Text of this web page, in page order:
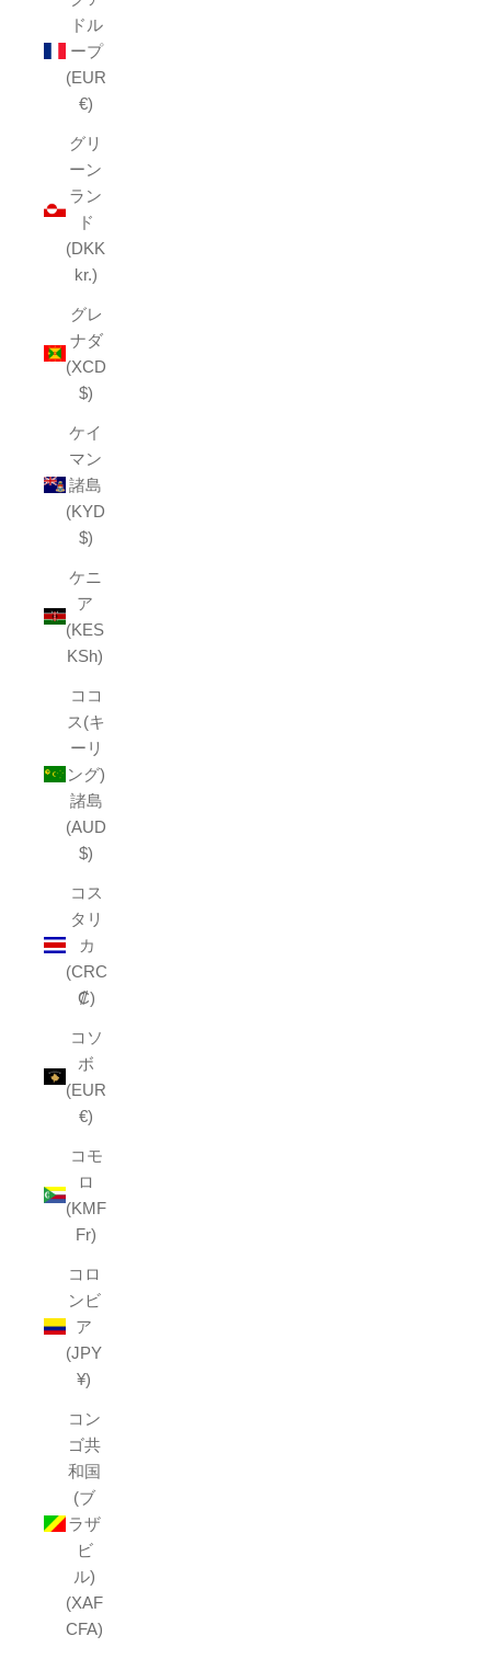
ドル
ープ
(EUR
€)
グリ
ーン
ラン
ド
(DKK
kr.)
グレ
ナダ
(XCD
$)
ケイ
マン
諸島
(KYD
$)
ケニ
ア
(KES
KSh)
ココ
ス(キ
ーリ
ング)
諸島
(AUD
$)
コス
タリ
カ
(CRC
₡)
コソ
ボ
(EUR
€)
コモ
ロ
(KMF
Fr)
コロ
ンビ
ア
(JPY
¥)
コン
ゴ共
和国
(ブ
ラザ
ビ
ル)
(XAF
CFA)